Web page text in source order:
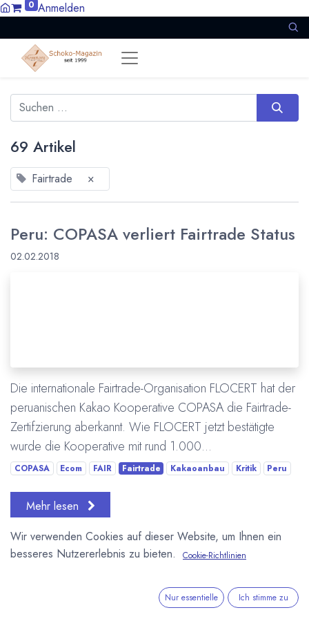
0 Anmelden
69 Artikel
Fairtrade ×
Peru: COPASA verliert Fairtrade Status
02.02.2018
Die internationale Fairtrade-Organisation FLOCERT hat der
peruanischen Kakao Kooperative COPASA die Fairtrade-
Zertifzierung aberkannt. Wie FLOCERT jetzt bestätigte
wurde die Kooperative mit rund 1.000...
COPASA Ecom FAIR Fairtrade Kakaoanbau Kritik Peru
Mehr lesen
Berger Schokolade stellt Produktion
Wir verwenden Cookies auf dieser Website, um Ihnen ein
besseres Nutzererlebnis zu bieten.
Cookie-Richtlinien
Nur essentielle Ich stimme zu